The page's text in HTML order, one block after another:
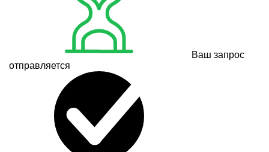
Ваш запрос
отправляется